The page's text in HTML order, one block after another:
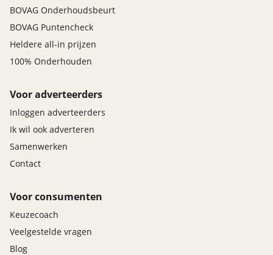
BOVAG Onderhoudsbeurt
BOVAG Puntencheck
Heldere all-in prijzen
100% Onderhouden
Voor adverteerders
Inloggen adverteerders
Ik wil ook adverteren
Samenwerken
Contact
Voor consumenten
Keuzecoach
Veelgestelde vragen
Blog